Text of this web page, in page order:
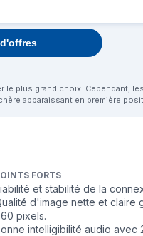
plus grand choix. Cependant,
apparaissant en première
FORTS
et stabilité de la
d'image nette et claire
pixels.
intelligibilité audio avec